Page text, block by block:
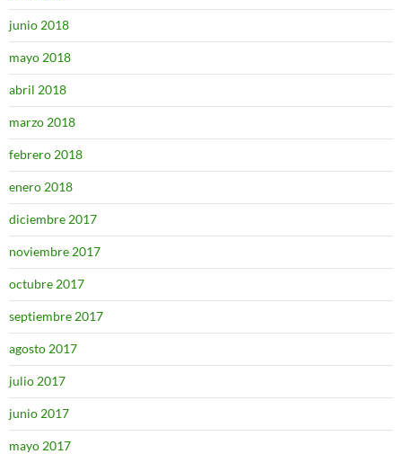
junio 2018
mayo 2018
abril 2018
marzo 2018
febrero 2018
enero 2018
diciembre 2017
noviembre 2017
octubre 2017
septiembre 2017
agosto 2017
julio 2017
junio 2017
mayo 2017